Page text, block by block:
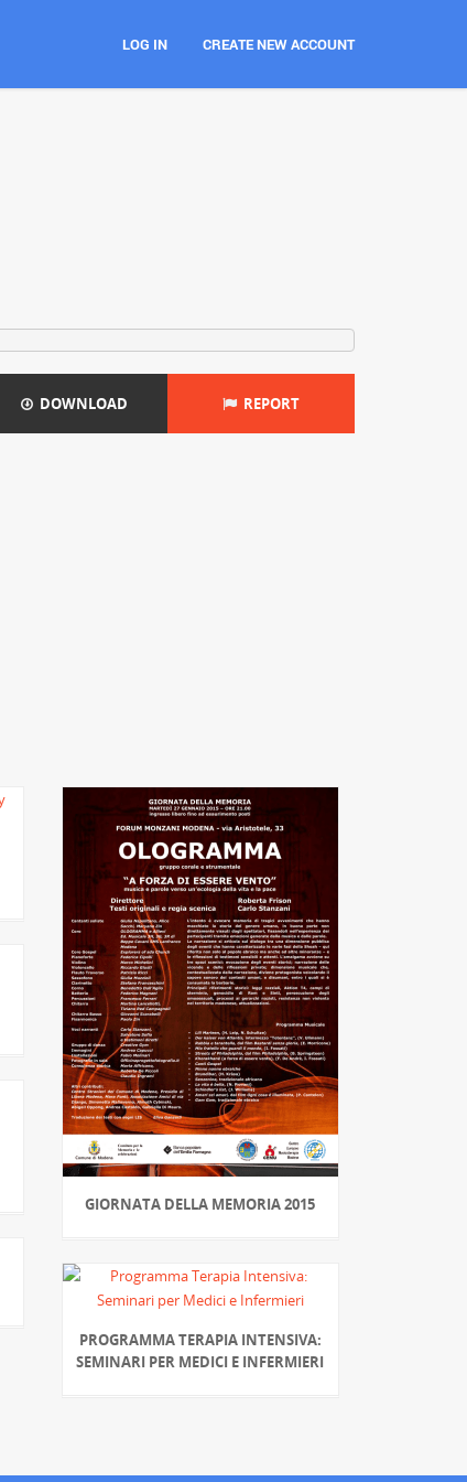
LOG IN CREATE NEW ACCOUNT
DOWNLOAD REPORT
GIORNATA DELLA MEMORIA 2015
PROGRAMMA TERAPIA INTENSIVA:
SEMINARI PER MEDICI E INFERMIERI